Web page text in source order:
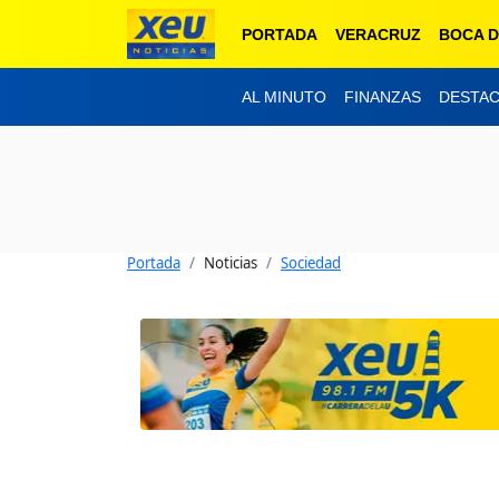
PORTADA VERACRUZ BOCA
AL MINUTO FINANZAS
Portada Noticias Sociedad